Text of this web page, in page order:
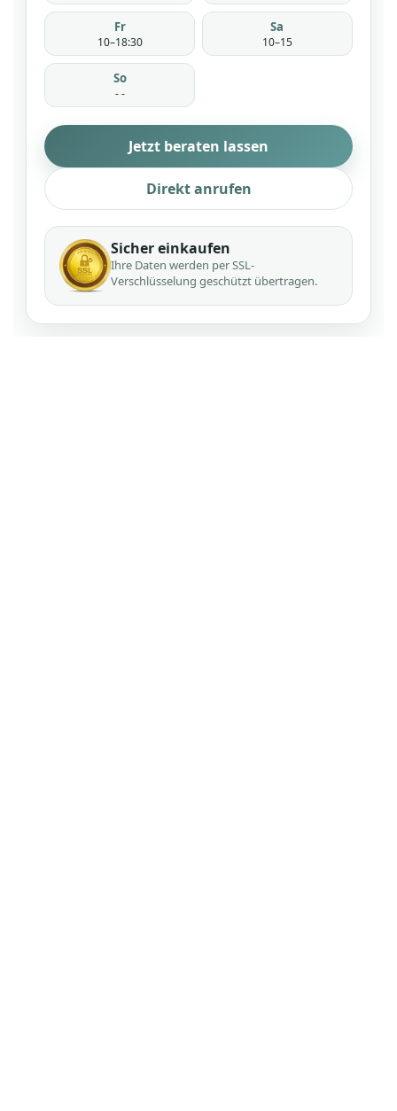
Fr
10–18:30
Sa
10–15
So
- -
Jetzt beraten lassen
Direkt anrufen
Sicher einkaufen
Ihre Daten werden per SSL-
Verschlüsselung geschützt übertragen.